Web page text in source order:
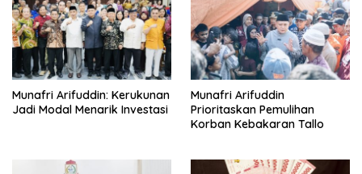
Munafri Arifuddin: Kerukunan
Jadi Modal Menarik Investasi
Munafri Arifuddin
Prioritaskan Pemulihan
Korban Kebakaran Tallo